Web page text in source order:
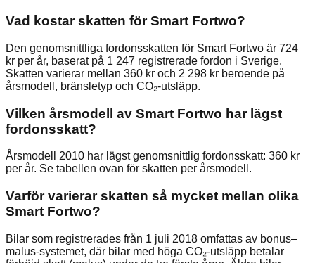
Vad kostar skatten för Smart Fortwo?
Den genomsnittliga fordonsskatten för Smart Fortwo är 724
kr per år, baserat på 1 247 registrerade fordon i Sverige.
Skatten varierar mellan 360 kr och 2 298 kr beroende på
årsmodell, bränsletyp och CO₂-utsläpp.
Vilken årsmodell av Smart Fortwo har lägst
fordonsskatt?
Årsmodell 2010 har lägst genomsnittlig fordonsskatt: 360 kr
per år. Se tabellen ovan för skatten per årsmodell.
Varför varierar skatten så mycket mellan olika
Smart Fortwo?
Bilar som registrerades från 1 juli 2018 omfattas av bonus–
malus-systemet, där bilar med höga CO₂-utsläpp betalar